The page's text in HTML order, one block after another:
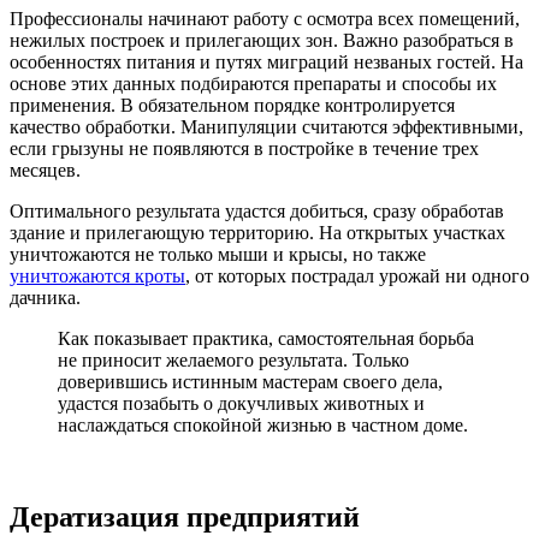
Профессионалы начинают работу с осмотра всех помещений,
нежилых построек и прилегающих зон. Важно разобраться в
особенностях питания и путях миграций незваных гостей. На
основе этих данных подбираются препараты и способы их
применения. В обязательном порядке контролируется
качество обработки. Манипуляции считаются эффективными,
если грызуны не появляются в постройке в течение трех
месяцев.
Оптимального результата удастся добиться, сразу обработав
здание и прилегающую территорию. На открытых участках
уничтожаются не только мыши и крысы, но также
уничтожаются кроты, от которых пострадал урожай ни одного
дачника.
Как показывает практика, самостоятельная борьба
не приносит желаемого результата. Только
доверившись истинным мастерам своего дела,
удастся позабыть о докучливых животных и
наслаждаться спокойной жизнью в частном доме.
Дератизация предприятий